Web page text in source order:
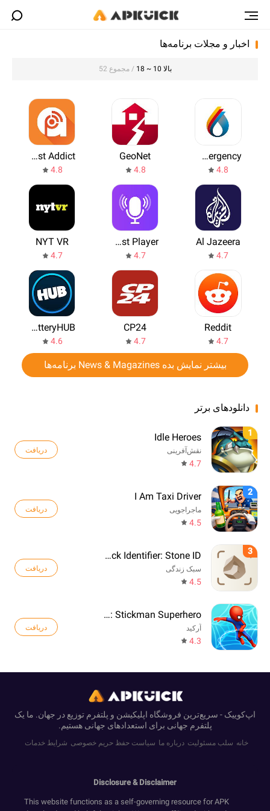
اخبار و مجلات برنامه‌ها
بالا 10 ~ 18 / مجموع 52
VicEmergency
4.8
GeoNet
4.8
Podcast Addict
4.8
Al Jazeera
4.7
Podcast Player
4.7
NYT VR
4.7
Reddit
4.7
CP24
4.7
LotteryHUB
4.6
بیشتر نمایش بده News & Magazines برنامه‌ها
دانلودهای برتر
1
Idle Heroes
نقش‌آفرینی
4.7
دریافت
2
I Am Taxi Driver
ماجراجویی
4.5
دریافت
3
Rock Identifier: Stone ID
سبک زندگی
4.5
دریافت
Web Master: Stickman Superhero
آرکید
4.3
دریافت
اپ‌کوییک - سریع‌ترین فروشگاه اپلیکیشن و پلتفرم توزیع در جهان. ما یک
پلتفرم جهانی برای استعدادهای جهانی هستیم.
خانه سلب مسئولیت درباره ما سیاست حفظ حریم خصوصی شرایط خدمات
Disclosure & Disclaimer
This website functions as a self-governing resource for APK